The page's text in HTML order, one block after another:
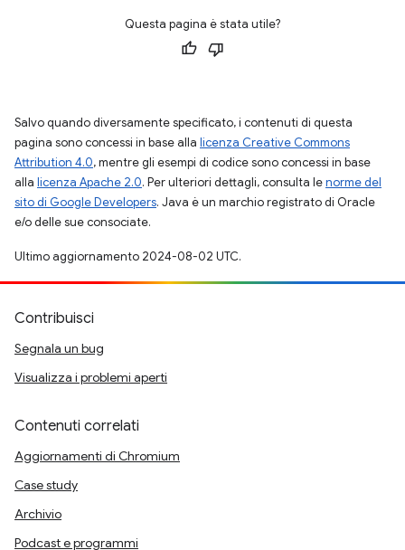
Questa pagina è stata utile?
Salvo quando diversamente specificato, i contenuti di questa
pagina sono concessi in base alla licenza Creative Commons
Attribution 4.0, mentre gli esempi di codice sono concessi in base
alla licenza Apache 2.0. Per ulteriori dettagli, consulta lenorme del
sito di Google Developers. Java è un marchio registrato di Oracle
e/o delle sue consociate.
Ultimo aggiornamento 2024-08-02 UTC.
Contribuisci
Segnala un bug
Visualizza i problemi aperti
Contenuti correlati
Aggiornamenti di Chromium
Case study
Archivio
Podcast e programmi